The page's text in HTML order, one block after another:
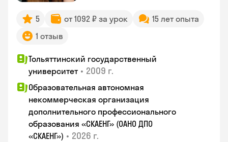
5 от 1092 ₽ за урок
15 лет опыта
1 отзыв
Тольяттинский государственный
университет • 2009 г.
Образовательная автономная
некоммерческая организация
дополнительного профессионального
образования «СКАЕНГ» (ОАНО ДПО
«СКАЕНГ») • 2026 г.